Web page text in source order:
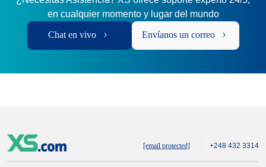
en cualquier momento y lugar del mundo
Chat en vivo Envíanos un correo
[email protected] +248 432 3314